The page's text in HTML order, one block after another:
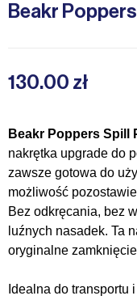
Beakr
130.00 zł
Beakr Poppers Spill
nakrętka upgrade do
zawsze gotowa do
możliwość
Bez odkręcania, bez
luźnych nasadek. Ta
oryginalne
Idealna do transportu